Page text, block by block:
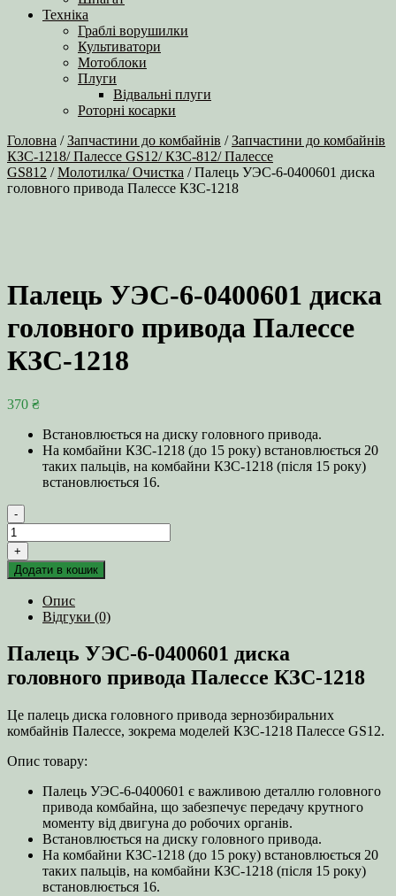
Техніка
Граблі ворушилки
Культиватори
Мотоблоки
Плуги
Відвальні плуги
Роторні косарки
Головна /Запчастини до комбайнів /Запчастини до комбайнів
КЗС-1218/ Палессе GS12/ КЗС-812/ Палессе
GS812 /Молотилка/ Очистка / Палець УЭС-6-0400601 диска
головного привода Палессе КЗС-1218
Палець УЭС-6-0400601 диска
головного привода Палессе
КЗС-1218
370 ₴
Встановлюється на диску головного привода.
На комбайни КЗС-1218 (до 15 року) встановлюється 20
таких пальців, на комбайни КЗС-1218 (після 15 року)
встановлюється 16.
-
Палець
УЭС-6-
0400601
диска
головного
привода
Палессе
кількість
+
Додати в кошик
Опис
Відгуки (0)
Палець УЭС-6-0400601 диска
головного привода Палессе КЗС-1218
Це палець диска головного привода зернозбиральних
комбайнів Палессе, зокрема моделей КЗС-1218 Палессе GS12.
Опис товару:
Палець УЭС-6-0400601 є важливою деталлю головного
привода комбайна, що забезпечує передачу крутного
моменту від двигуна до робочих органів.
Встановлюється на диску головного привода.
На комбайни КЗС-1218 (до 15 року) встановлюється 20
таких пальців, на комбайни КЗС-1218 (після 15 року)
встановлюється 16.